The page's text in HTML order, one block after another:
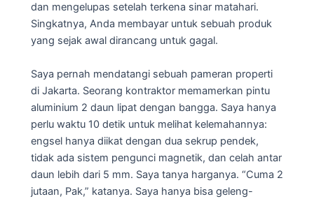
dan mengelupas setelah terkena sinar matahari.
Singkatnya, Anda membayar untuk sebuah produk
yang sejak awal dirancang untuk gagal.
Saya pernah mendatangi sebuah pameran properti
di Jakarta. Seorang kontraktor memamerkan pintu
aluminium 2 daun lipat dengan bangga. Saya hanya
perlu waktu 10 detik untuk melihat kelemahannya:
engsel hanya diikat dengan dua sekrup pendek,
tidak ada sistem pengunci magnetik, dan celah antar
daun lebih dari 5 mm. Saya tanya harganya. “Cuma 2
jutaan, Pak,” katanya. Saya hanya bisa geleng-